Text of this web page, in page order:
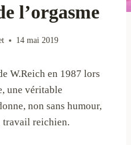
l’orgasme
14 mai 2019
W.Reich en 1987 lors
une véritable
non sans humour,
travail reichien.